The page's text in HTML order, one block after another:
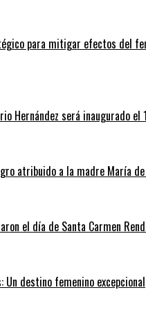
para mitigar efectos del
Hernández será inaugurado
atribuido a la madre María
el día de Santa Carmen
Un destino femenino excepcional